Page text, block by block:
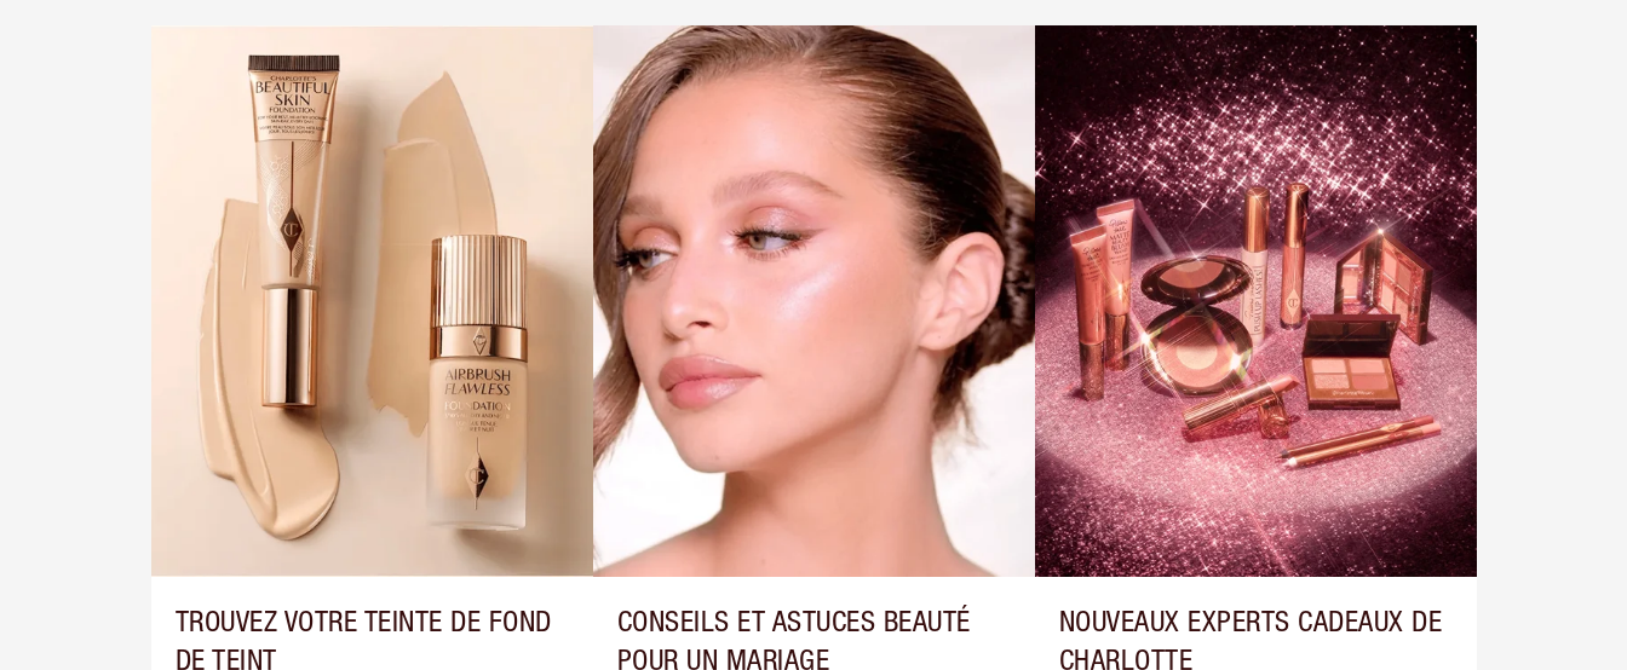
TROUVEZ VOTRE TEINTE DE FOND
DE TEINT
CONSEILS ET ASTUCES BEAUTÉ
POUR UN MARIAGE
NOUVEAUX EXPERTS CADEAUX DE
CHARLOTTE